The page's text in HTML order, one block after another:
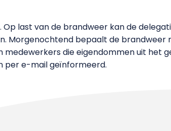
last van de brandweer kan de
Morgenochtend bepaalt de
medewerkers die eigendommen uit het
per e-mail geïnformeerd.